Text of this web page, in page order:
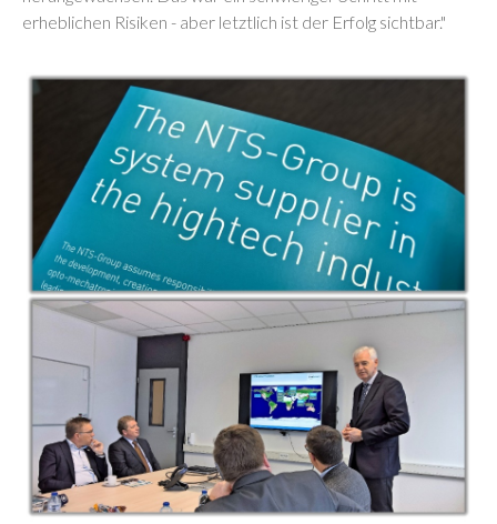
erheblichen Risiken - aber letztlich ist der Erfolg sichtbar."